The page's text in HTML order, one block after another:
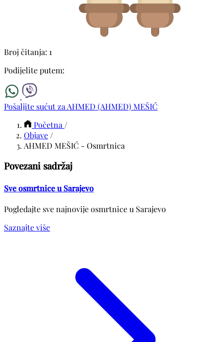
Broj čitanja: 1
Podijelite putem:
Pošaljite sućut za AHMED (AHMED) MEŠIĆ
Početna /
Objave /
AHMED MEŠIĆ - Osmrtnica
Povezani sadržaj
Sve osmrtnice u Sarajevo
Pogledajte sve najnovije osmrtnice u Sarajevo
Saznajte više